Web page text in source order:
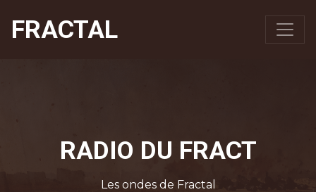
FRACTAL
RADIO DU FRACT
Les ondes de Fractal